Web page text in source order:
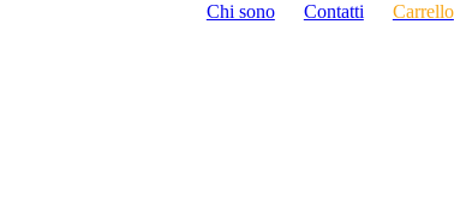
Chi sono Contatti Carrello